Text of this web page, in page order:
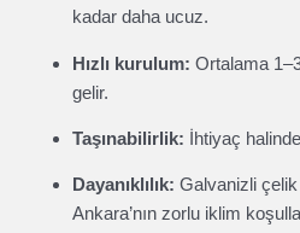
kadar daha ucuz.
Hızlı kurulum: Ortalama
gelir.
Taşınabilirlik: İhtiyaç
Dayanıklılık: Galvanizli çelik
Ankara’nın zorlu iklim